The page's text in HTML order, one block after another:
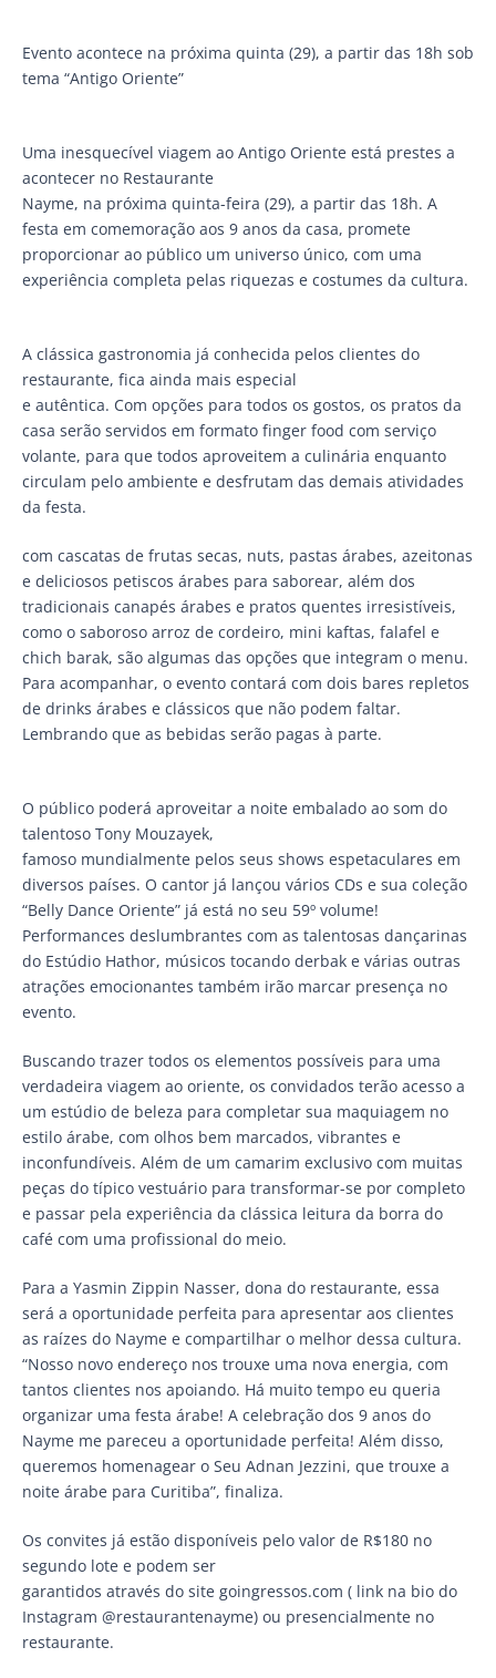
Evento acontece na próxima quinta (29), a partir das 18h sob
tema “Antigo Oriente”
Uma inesquecível viagem ao Antigo Oriente está prestes a
acontecer no Restaurante
Nayme, na próxima quinta-feira (29), a partir das 18h. A
festa em comemoração aos 9 anos da casa, promete
proporcionar ao público um universo único, com uma
experiência completa pelas riquezas e costumes da cultura.
A clássica gastronomia já conhecida pelos clientes do
restaurante, fica ainda mais especial
e autêntica. Com opções para todos os gostos, os pratos da
casa serão servidos em formato finger food com serviço
volante, para que todos aproveitem a culinária enquanto
circulam pelo ambiente e desfrutam das demais atividades
da festa.
com cascatas de frutas secas, nuts, pastas árabes, azeitonas
e deliciosos petiscos árabes para saborear, além dos
tradicionais canapés árabes e pratos quentes irresistíveis,
como o saboroso arroz de cordeiro, mini kaftas, falafel e
chich barak, são algumas das opções que integram o menu.
Para acompanhar, o evento contará com dois bares repletos
de drinks árabes e clássicos que não podem faltar.
Lembrando que as bebidas serão pagas à parte.
O público poderá aproveitar a noite embalado ao som do
talentoso Tony Mouzayek,
famoso mundialmente pelos seus shows espetaculares em
diversos países. O cantor já lançou vários CDs e sua coleção
“Belly Dance Oriente” já está no seu 59º volume!
Performances deslumbrantes com as talentosas dançarinas
do Estúdio Hathor, músicos tocando derbak e várias outras
atrações emocionantes também irão marcar presença no
evento.
Buscando trazer todos os elementos possíveis para uma
verdadeira viagem ao oriente, os convidados terão acesso a
um estúdio de beleza para completar sua maquiagem no
estilo árabe, com olhos bem marcados, vibrantes e
inconfundíveis. Além de um camarim exclusivo com muitas
peças do típico vestuário para transformar-se por completo
e passar pela experiência da clássica leitura da borra do
café com uma profissional do meio.
Para a Yasmin Zippin Nasser, dona do restaurante, essa
será a oportunidade perfeita para apresentar aos clientes
as raízes do Nayme e compartilhar o melhor dessa cultura.
“Nosso novo endereço nos trouxe uma nova energia, com
tantos clientes nos apoiando. Há muito tempo eu queria
organizar uma festa árabe! A celebração dos 9 anos do
Nayme me pareceu a oportunidade perfeita! Além disso,
queremos homenagear o Seu Adnan Jezzini, que trouxe a
noite árabe para Curitiba”, finaliza.
Os convites já estão disponíveis pelo valor de R$180 no
segundo lote e podem ser
garantidos através do site goingressos.com ( link na bio do
Instagram @restaurantenayme) ou presencialmente no
restaurante.